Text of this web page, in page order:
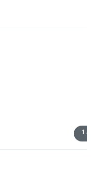
です。床暖房、フル
ートロック、AEDなど
1 / 0